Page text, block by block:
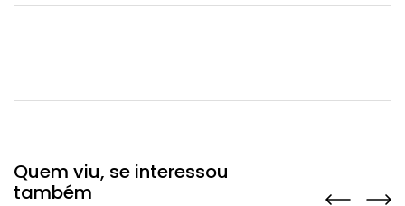
Quem viu, se interessou
também